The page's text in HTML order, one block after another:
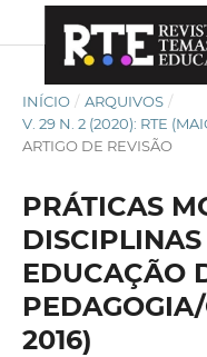
INÍCIO / ARQUIVOS /
V. 29 N. 2 (2020): RTE
ARTIGO DE REVISÃO
PRÁTICAS
EDUCAÇÃO
2016)